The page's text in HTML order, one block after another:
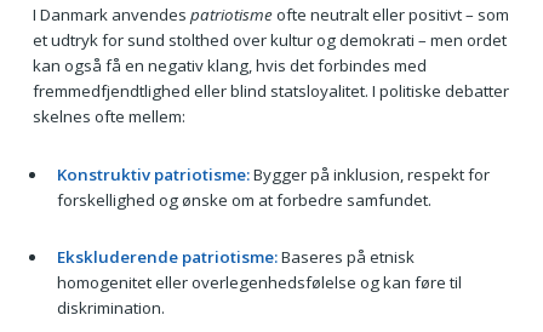
I Danmark anvendes patriotismeofte neutralt eller positivt – som
et udtryk for sund stolthed over kultur og demokrati – men ordet
kan også få en negativ klang, hvis det forbindes med
fremmedfjendtlighed eller blind statsloyalitet. I politiske debatter
skelnes ofte mellem:
Konstruktiv patriotisme:Bygger på inklusion, respekt for
forskellighed og ønske om at forbedre samfundet.
Ekskluderende patriotisme:Baseres på etnisk
homogenitet eller overlegenhedsfølelse og kan føre til
diskrimination.